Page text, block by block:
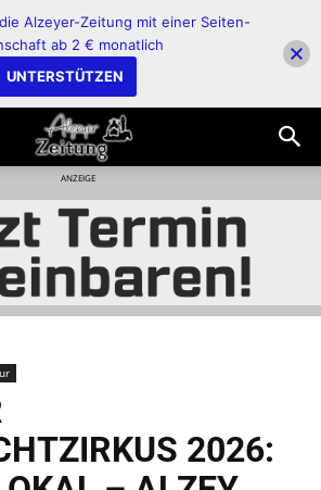
ANZEIGE
2026:
Alzeyer-Zeitung mit einer Seiten-
ab 2 € monatlich
UNTERSTÜTZEN